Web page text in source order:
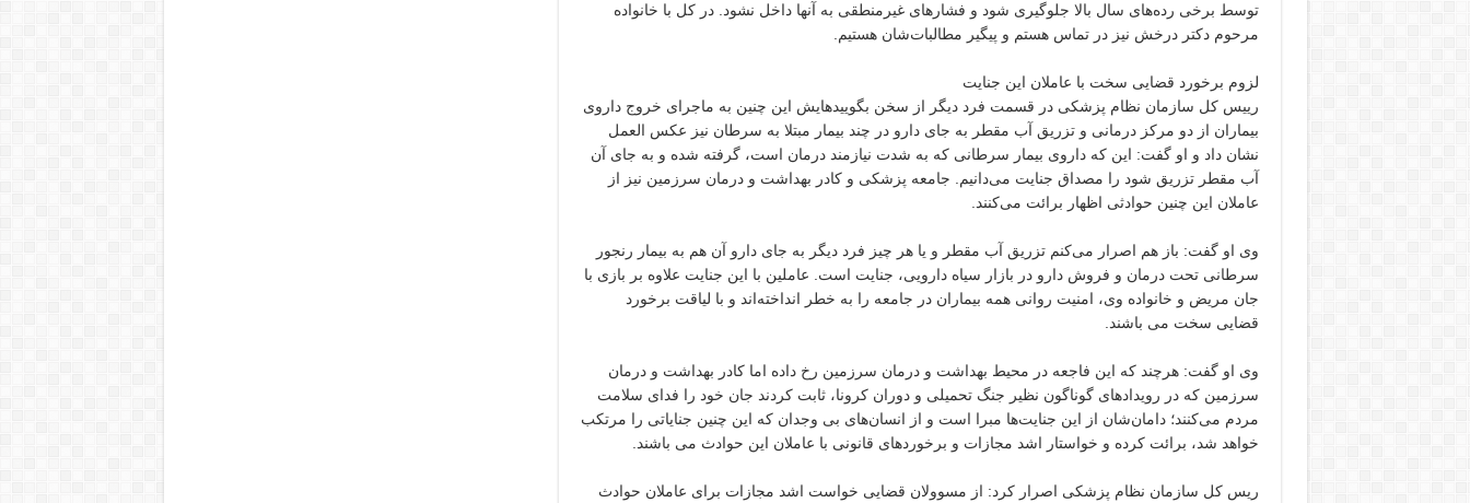
توسط برخی رده‌های سال بالا جلوگیری شود و فشارهای غیرمنطقی به آنها داخل نشود. در کل با خانواده
مرحوم دکتر درخش نیز در تماس هستم و پیگیر مطالبات‌شان هستیم.
لزوم برخورد قضایی سخت با عاملان این جنایت
رییس کل سازمان نظام پزشکی در قسمت فرد دیگر از سخن بگویید‌هایش این چنین به ماجرای خروج داروی
بیماران از دو مرکز درمانی و تزریق آب مقطر به جای دارو در چند بیمار مبتلا به سرطان نیز عکس العمل
نشان داد و او گفت: این که داروی بیمار سرطانی که به شدت نیازمند درمان است، گرفته شده و به جای آن
آب مقطر تزریق شود را مصداق جنایت می‌دانیم. جامعه پزشکی و کادر بهداشت و درمان سرزمین نیز از
عاملان این چنین حوادثی اظهار برائت می‌کنند.
وی او گفت: باز هم اصرار می‌کنم تزریق آب مقطر و یا هر چیز فرد دیگر به جای دارو آن هم به بیمار رنجور
سرطانی تحت درمان و فروش دارو در بازار سیاه دارویی، جنایت است. عاملین با این جنایت علاوه بر بازی با
جان مریض و خانواده وی، امنیت روانی همه بیماران در جامعه را به خطر انداخته‌اند و با لیاقت برخورد
قضایی سخت می باشند.
وی او گفت: هرچند که این فاجعه در محیط بهداشت و درمان سرزمین رخ داده اما کادر بهداشت و درمان
سرزمین که در رویدادهای گوناگون نظیر جنگ تحمیلی و دوران کرونا، ثابت کردند جان خود را فدای سلامت
مردم می‌کنند؛ دامان‌شان از این جنایت‌ها مبرا است و از انسان‌های بی وجدان که این چنین جنایاتی را مرتکب
خواهد شد، برائت کرده و خواستار اشد مجازات و برخوردهای قانونی با عاملان این حوادث می باشند.
ریس کل سازمان نظام پزشکی اصرار کرد: از مسوولان قضایی خواست اشد مجازات برای عاملان حوادث